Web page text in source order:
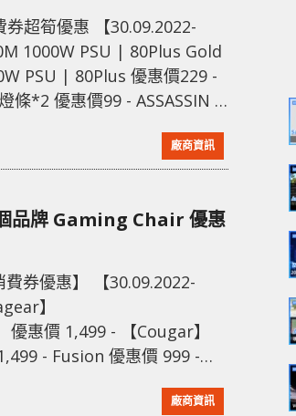
【30.09.2022-
PSU | 80Plus 優惠價229 -
條*2 優惠價99 - ASSASSIN III
廠商資訊
品牌 Gaming Chair 優惠
費券優惠】 【30.09.2022-
惠價 1,499 - 【Cougar】
- Fusion 優惠價 999 -
廠商資訊